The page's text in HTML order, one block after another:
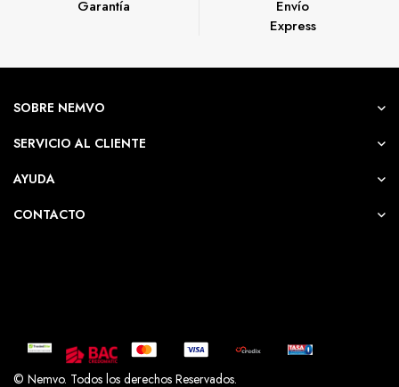
Garantía
Envío
Express
SOBRE NEMVO
SERVICIO AL CLIENTE
AYUDA
CONTACTO
© Nemvo. Todos los derechos Reservados.
Whatsapp NemvoShop
Ahorra -33%! Este
Tengo una pregunta sobreCoffee
Maker 12 Tazas, BVSTDCS12B ()